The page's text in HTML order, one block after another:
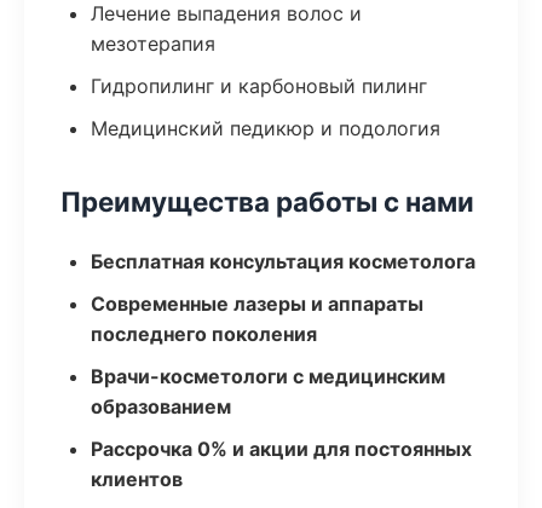
Лечение выпадения волос и
мезотерапия
Гидропилинг и карбоновый пилинг
Медицинский педикюр и подология
Преимущества работы с нами
Бесплатная консультация косметолога
Современные лазеры и аппараты
последнего поколения
Врачи-косметологи с медицинским
образованием
Рассрочка 0% и акции для постоянных
клиентов